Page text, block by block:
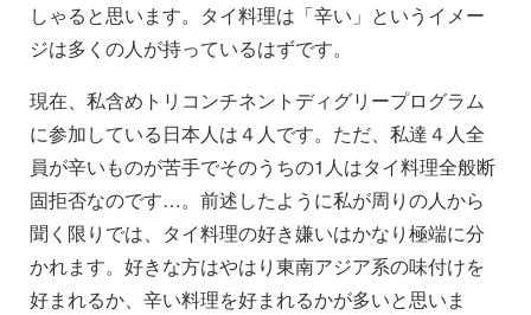
しゃると思います。タイ料理は「辛い」というイメー
ジは多くの人が持っているはずです。
現在、私含めトリコンチネントディグリープログラム
に参加している日本人は４人です。ただ、私達４人全
員が辛いものが苦手でそのうちの1人はタイ料理全般断
固拒否なのです…。前述したように私が周りの人から
聞く限りでは、タイ料理の好き嫌いはかなり極端に分
かれます。好きな方はやはり東南アジア系の味付けを
好まれるか、辛い料理を好まれるかが多いと思いま